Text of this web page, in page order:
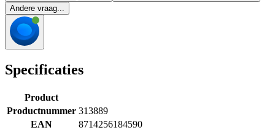
Andere vraag...
Specificaties
Product
Productnummer 313889
EAN
8714256184590